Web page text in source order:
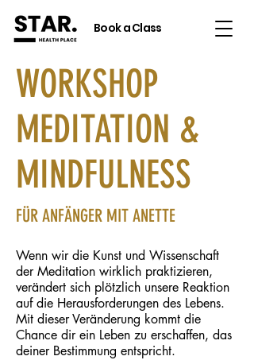
Book a Class
WORKSHOP
MEDITATION &
MINDFULNESS
FÜR ANFÄNGER MIT ANETTE
Wenn wir die Kunst und Wissenschaft
der Meditation wirklich praktizieren,
verändert sich plötzlich unsere Reaktion
auf die Herausforderungen des Lebens.
Mit dieser Veränderung kommt die
Chance dir ein Leben zu erschaffen, das
deiner Bestimmung entspricht.